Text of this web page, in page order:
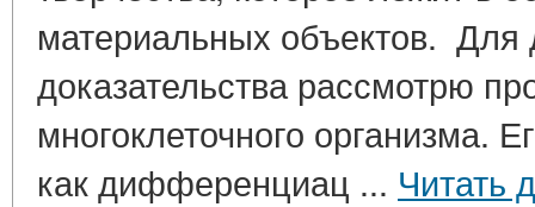
материальных объектов. Для
доказательства рассмотрю
многоклеточного организма.
как дифференциац ... Читать